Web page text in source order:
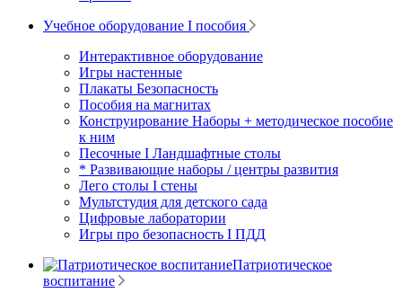
Учебное оборудование I пособия
Интерактивное оборудование
Игры настенные
Плакаты Безопасность
Пособия на магнитах
Конструирование Наборы + методическое пособие
к ним
Песочные I Ландшафтные столы
* Развивающие наборы / центры развития
Лего столы I стены
Мультстудия для детского сада
Цифровые лаборатории
Игры про безопасность I ПДД
Патриотическое
воспитание